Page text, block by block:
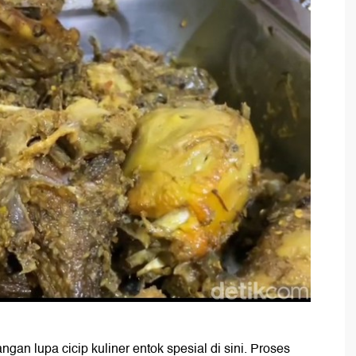
lupa cicip kuliner entok spesial di sini. Proses